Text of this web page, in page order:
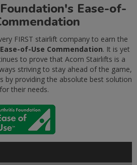
Ease-of-
FIRST stairlift company to earn the
of-Use Commendation. It is yet
to prove that Acorn Stairlifts is a
striving to stay ahead of the game,
by providing the absolute best solution
for their needs.